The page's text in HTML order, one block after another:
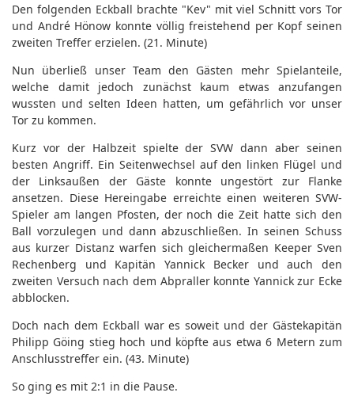
Den folgenden Eckball brachte "Kev" mit viel Schnitt vors Tor
und André Hönow konnte völlig freistehend per Kopf seinen
zweiten Treffer erzielen. (21. Minute)
Nun überließ unser Team den Gästen mehr Spielanteile,
welche damit jedoch zunächst kaum etwas anzufangen
wussten und selten Ideen hatten, um gefährlich vor unser
Tor zu kommen.
Kurz vor der Halbzeit spielte der SVW dann aber seinen
besten Angriff. Ein Seitenwechsel auf den linken Flügel und
der Linksaußen der Gäste konnte ungestört zur Flanke
ansetzen. Diese Hereingabe erreichte einen weiteren SVW-
Spieler am langen Pfosten, der noch die Zeit hatte sich den
Ball vorzulegen und dann abzuschließen. In seinen Schuss
aus kurzer Distanz warfen sich gleichermaßen Keeper Sven
Rechenberg und Kapitän Yannick Becker und auch den
zweiten Versuch nach dem Abpraller konnte Yannick zur Ecke
abblocken.
Doch nach dem Eckball war es soweit und der Gästekapitän
Philipp Göing stieg hoch und köpfte aus etwa 6 Metern zum
Anschlusstreffer ein. (43. Minute)
So ging es mit 2:1 in die Pause.